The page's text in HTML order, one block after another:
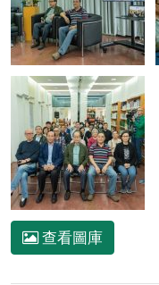
查看圖庫